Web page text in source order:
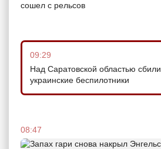
сошел с рельсов
09:29
Над Саратовской областью сбили
украинские беспилотники
08:47